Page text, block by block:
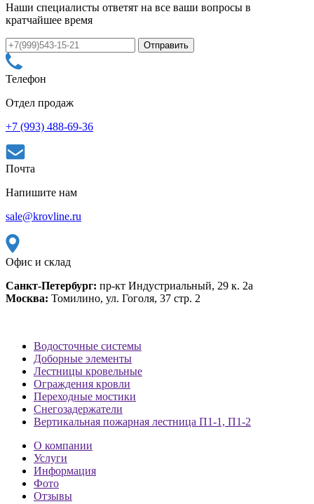
Наши специалисты ответят на все ваши вопросы в
кратчайшее время
Телефон
Отдел продаж
+7 (993) 488-69-36
Почта
Напишите нам
sale@krovline.ru
Офис и склад
Санкт-Петербург: пр-кт Индустриальный, 29 к. 2а
Москва: Томилино, ул. Гоголя, 37 стр. 2
Водосточные системы
Доборные элементы
Лестницы кровельные
Ограждения кровли
Переходные мостики
Снегозадержатели
Вертикальная пожарная лестница П1-1, П1-2
О компании
Услуги
Информация
Фото
Отзывы